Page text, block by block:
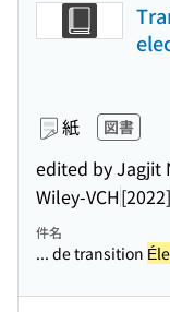
紙 図書
edited by Jagjit
Wiley-VCH[2022]
件名
... de transition